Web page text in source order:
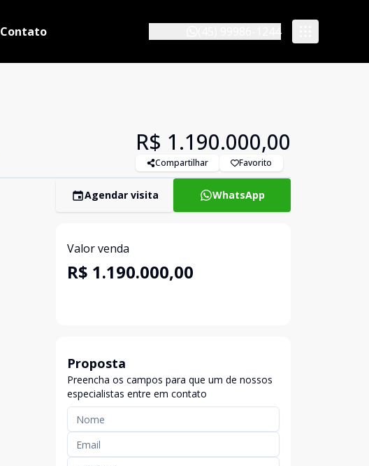
Contato
R$ 1.190.000,00
Compartilhar Favorito
Agendar visita WhatsApp
Valor venda
R$ 1.190.000,00
Proposta
Preencha os campos para que um de nossos
especialistas entre em contato